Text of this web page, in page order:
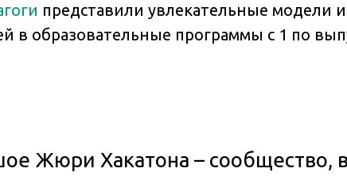
представили увлекательные модели
в образовательные программы с 1 по
Жюри Хакатона – сообщество,